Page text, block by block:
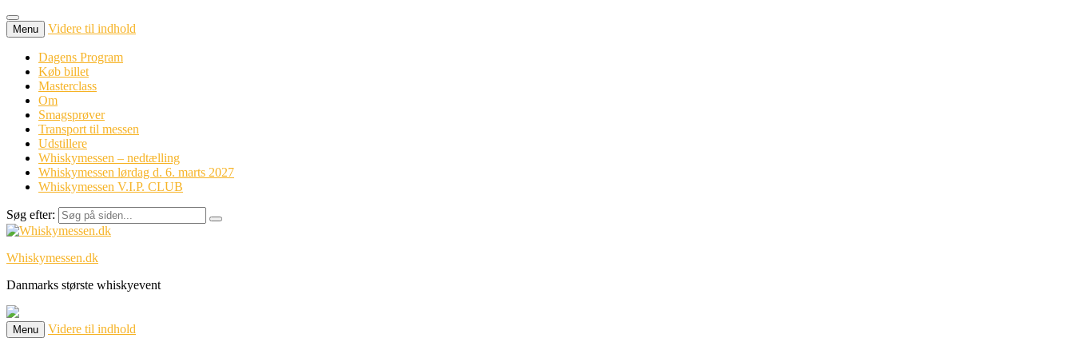
Menu Videre til indhold
Dagens Program
Køb billet
Masterclass
Om
Smagsprøver
Transport til messen
Udstillere
Whiskymessen – nedtælling
Whiskymessen lørdag d. 6. marts 2027
Whiskymessen V.I.P. CLUB
Søg efter:
Whiskymessen.dk
Danmarks største whiskyevent
Menu Videre til indhold